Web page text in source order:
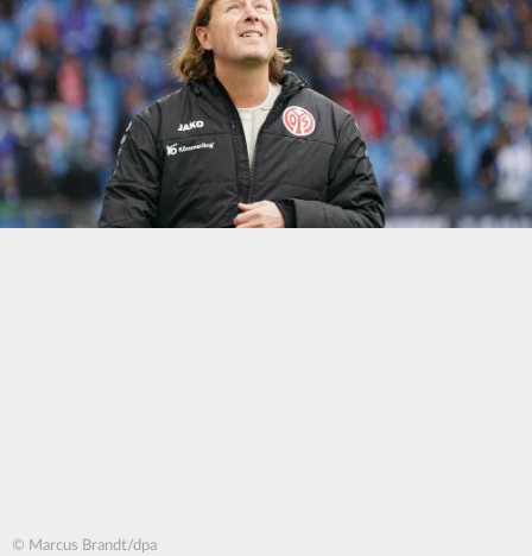
© Marcus Brandt/dpa